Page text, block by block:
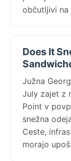
občutljivi na
Does It
Južna
July zajet z
Point v
snežna
Ceste,
morajo